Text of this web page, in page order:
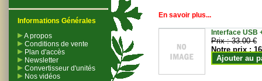
Informations Générales
A propos
Conditions de vente
Plan d'accès
Newsletter
Convertisseur d'unités
Nos vidéos
En savoir plus...
Interface USB
Prix :33.00 €
Notre prix :
Ajouter au